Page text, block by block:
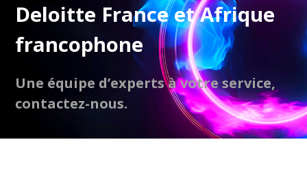
Deloitte France et Afrique
francophone
Une équipe d’experts à votre service,
contactez-nous.